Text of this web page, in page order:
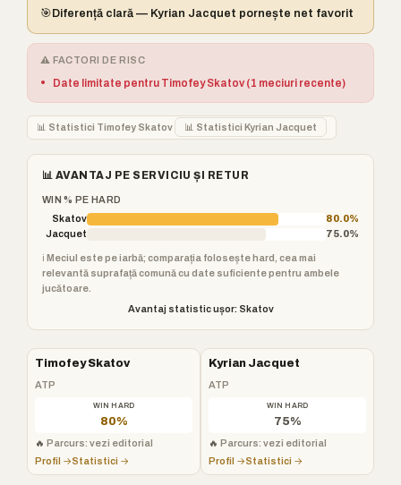
🎯 Diferență clară — Kyrian Jacquet pornește net favorit
⚠️ FACTORI DE RISC
• Date limitate pentru Timofey Skatov (1 meciuri recente)
📊 Statistici Timofey Skatov 📊 Statistici Kyrian Jacquet
📊 AVANTAJ PE SERVICIU ȘI RETUR
WIN % PE HARD
Skatov
80.0%
Jacquet
75.0%
ℹ️ Meciul este pe iarbă; comparația folosește hard, cea mai
relevantă suprafață comună cu date suficiente pentru ambele
jucătoare.
Avantaj statistic ușor: Skatov
Timofey Skatov
ATP
WIN HARD
80%
🔥 Parcurs: vezi editorial
Profil →Statistici →
Kyrian Jacquet
ATP
WIN HARD
75%
🔥 Parcurs: vezi editorial
Profil →Statistici →